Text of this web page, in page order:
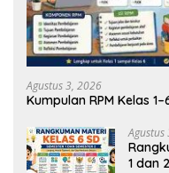
Agustus 3, 2026
Kumpulan RPM Kelas
Agustus
1 dan 2